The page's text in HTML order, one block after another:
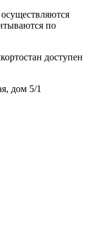
по
доступен
дом 5/1